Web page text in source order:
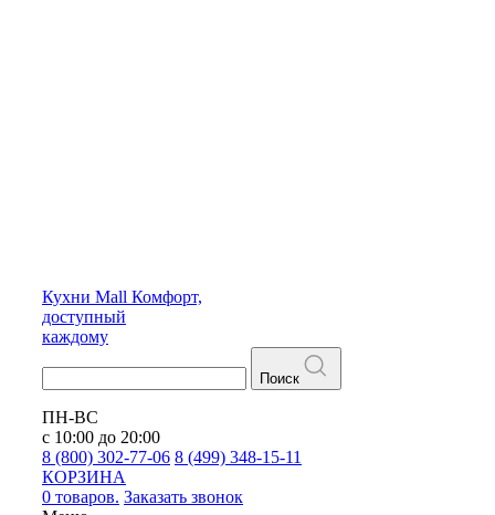
Кухни Mall Комфорт,
доступный
каждому
Поиск
ПН-ВС
с 10:00 до 20:00
8 (800) 302-77-06 8 (499) 348-15-11
КОРЗИНА
0 товаров. Заказать звонок